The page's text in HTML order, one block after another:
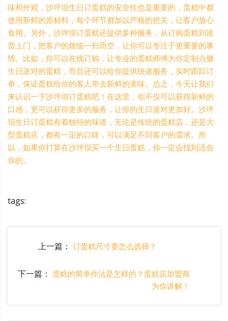
味和外观，沙坪坝生日订蛋糕的安全性也是重要的，蛋糕中都
使用新鲜的原材料，每个环节都加以严格的把关，让客户放心
食用。另外，沙坪坝订蛋糕还提供多种服务，从订购蛋糕到送
货上门，把客户的烦恼一扫而空，让你可以专注于更重要的事
情。比如，你可以在线订购，让专业的蛋糕师傅为你定制点缀
生日派对的蛋糕，而且还可以给你提供快递服务，实时跟踪订
单，保证蛋糕给你的客人带去新鲜的美味。总之，今天让我们
来认识一下沙坪坝订蛋糕吧！在这里，你不仅可以获得新鲜的
口感，更可以获得更多的服务，让你的生日派对更加好。沙坪
坝生日订蛋糕有着独特的味道，无论是传统的蛋糕店，还是大
型蛋糕店，都有一定的口碑，可以满足不同客户的需求。所
以，如果你打算在沙坪坝买一个生日蛋糕，你一定会找到适合
你的。
tags:
上一篇： 订蛋糕尺寸要怎么选择？
下一篇： 蛋糕的简单作法是怎样的？蛋糕店加盟商
为你讲解！